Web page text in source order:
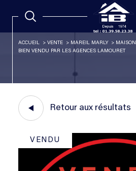
ACCUEIL VENTE MAREIL MARLY MAISON
BIEN VENDU PAR LES AGENCES LAMOURET
Retour aux résultats
VENDU